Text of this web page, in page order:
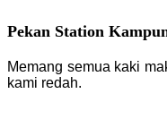
Pekan Station
Memang semua kaki
kami redah.